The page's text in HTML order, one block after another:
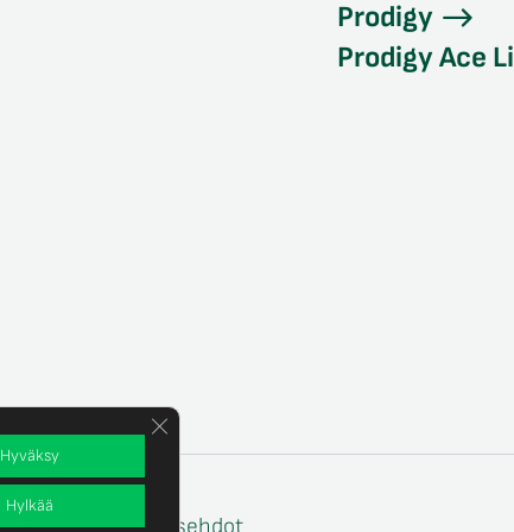
Prodigy
Prodigy Ace
Hyväksy
Hylkää
Sulje evästebanneri